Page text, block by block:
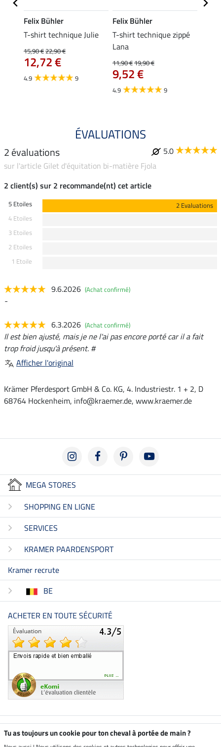
Felix Bühler
T-shirt technique Julie
15,90 €22,90 €
12,72 €
4.9 9
Felix Bühler
T-shirt technique zippé
Lana
11,90 €19,90 €
9,52 €
4.9 9
ÉVALUATIONS
2 évaluations
5.0
sur l'article Gilet d'équitation bi-matière Fjola
2 client(s) sur 2 recommande(nt) cet article
5 Etoiles
2 Evaluations
4 Etoiles
3 Etoiles
2 Etoiles
1 Etoile
9.6.2026 (Achat confirmé)
-
6.3.2026 (Achat confirmé)
Il est bien ajusté, mais je ne l'ai pas encore porté car il a fait
trop froid jusqu'à présent. #
Afficher l'original
Krämer Pferdesport GmbH & Co. KG, 4. Industriestr. 1 + 2, D
68764 Hockenheim, info@kraemer.de, www.kraemer.de
MEGA STORES
SHOPPING EN LIGNE
SERVICES
KRAMER PAARDENSPORT
Kramer recrute
BE
ACHETER EN TOUTE SÉCURITÉ
Boutique climatiquement
neutre
Tu as toujours un cookie pour ton cheval à portée de main ?